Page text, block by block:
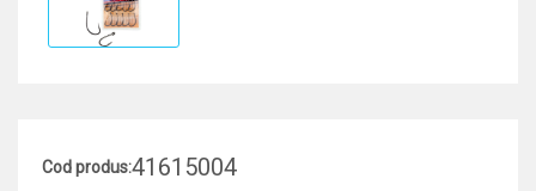
Cod produs:41615004